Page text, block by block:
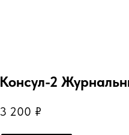
Консул-2
3 200 ₽